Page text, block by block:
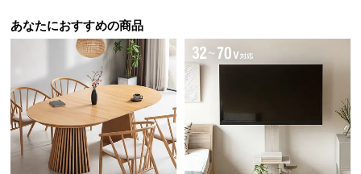
グ
企
あなたにおすすめの商品